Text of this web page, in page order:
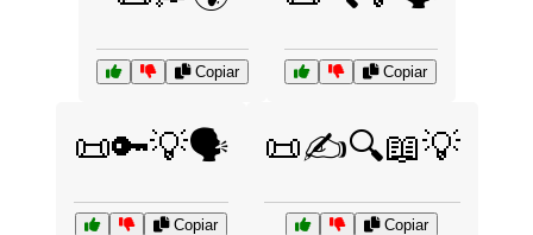
Copiar Copiar
📜🔑💡🗣️
Copiar
📜✍️🔍📖💡
Copiar